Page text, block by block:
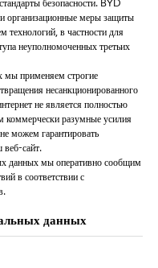
безопасности. BYD
организационные меры защиты
технологий, в частности для
неуполномоченных третьих
мы применяем строгие
несанкционированного
не является полностью
коммерчески разумные усилия
можем гарантировать
веб-сайт.
данных мы оперативно сообщим
в соответствии с
данных